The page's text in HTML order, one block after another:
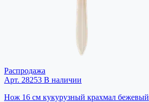
Распродажа
Арт. 28253 В наличии
Нож 16 см кукурузный крахмал бежевый